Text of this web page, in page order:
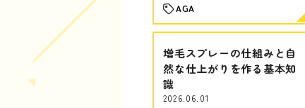
AGA
増毛スプレーの仕組みと自
然な仕上がりを作る基本知
識
2026.06.01